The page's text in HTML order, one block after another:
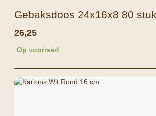
Gebaksdoos 24x16x8 80
26,25
Op voorraad